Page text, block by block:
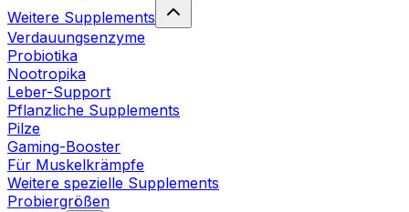
Weitere Supplements
Verdauungsenzyme
Probiotika
Nootropika
Leber-Support
Pflanzliche Supplements
Pilze
Gaming-Booster
Für Muskelkrämpfe
Weitere spezielle Supplements
Probiergrößen